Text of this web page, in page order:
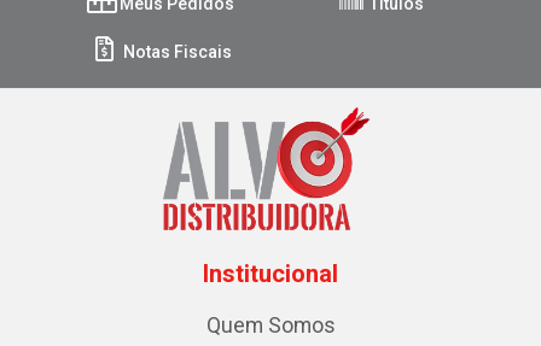
Notas Fiscais
Institucional
Quem Somos